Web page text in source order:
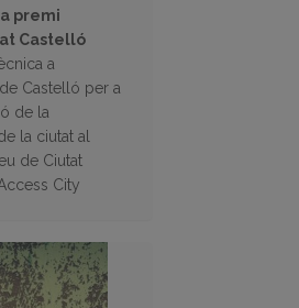
premi
Castelló
a
de Castelló per a
de la
la ciutat al
de Ciutat
City